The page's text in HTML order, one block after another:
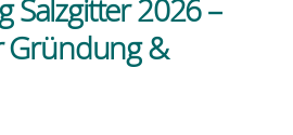
Salzgitter 2026 –
Gründung &